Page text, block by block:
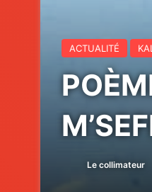
ACTUALITÉ
Le collimateur